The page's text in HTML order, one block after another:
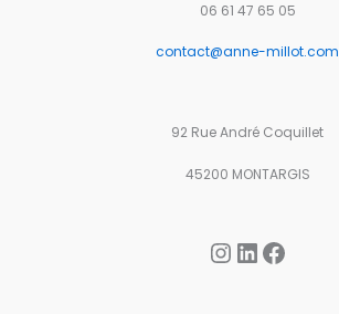
06 61 47 65 05
contact@anne-millot.com
92 Rue André Coquillet
45200 MONTARGIS
Instagram
LinkedInFacebook